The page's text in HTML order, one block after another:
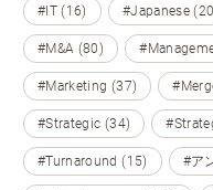
#IT (16) #Japanese
#M&A (80)
#Marketing (37)
#Strategic (34)
#Turnaround (15) #ア